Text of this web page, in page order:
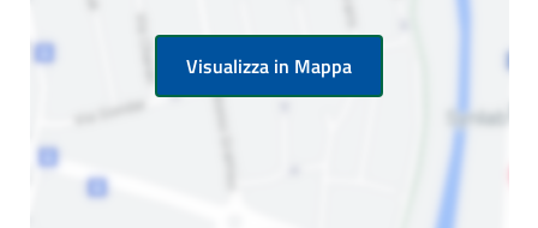
Visualizza in Mappa